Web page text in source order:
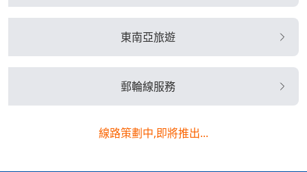
東南亞旅遊
郵輪線服務
線路策劃中,即將推出...